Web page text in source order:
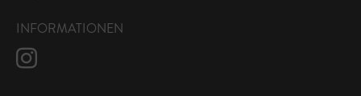
INFORMATIONEN